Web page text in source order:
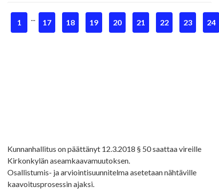
1 ... 17 18 19 20 21 22 23 24
Kunnanhallitus on päättänyt 12.3.2018 § 50 saattaa vireille
Kirkonkylän aseamkaavamuutoksen.
Osallistumis- ja arviointisuunnitelma asetetaan nähtäville
kaavoitusprosessin ajaksi.